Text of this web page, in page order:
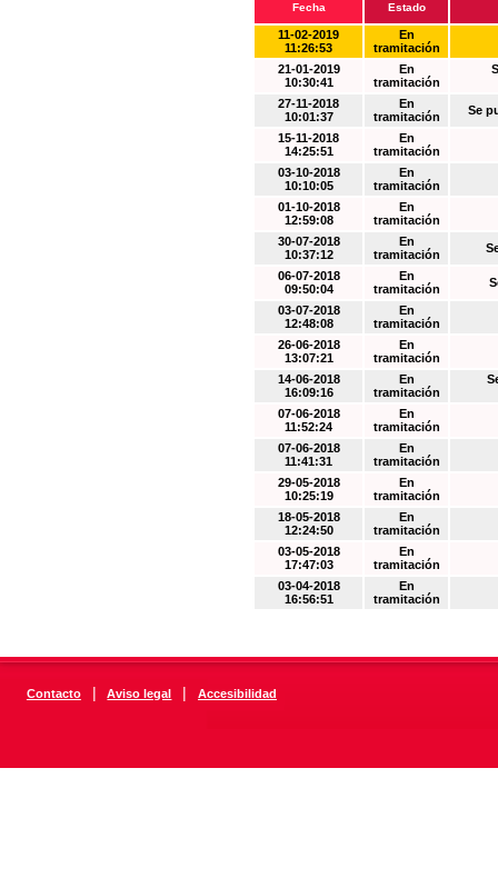
Fecha Estado
11-02-2019
11:26:53
En
tramitación
21-01-2019
10:30:41
En
tramitación
27-11-2018
10:01:37
En
tramitación
Se
15-11-2018
14:25:51
En
tramitación
03-10-2018
10:10:05
En
tramitación
01-10-2018
12:59:08
En
tramitación
30-07-2018
10:37:12
En
tramitación
06-07-2018
09:50:04
En
tramitación
03-07-2018
12:48:08
En
tramitación
26-06-2018
13:07:21
En
tramitación
14-06-2018
16:09:16
En
tramitación
07-06-2018
11:52:24
En
tramitación
07-06-2018
11:41:31
En
tramitación
29-05-2018
10:25:19
En
tramitación
18-05-2018
12:24:50
En
tramitación
03-05-2018
17:47:03
En
tramitación
03-04-2018
16:56:51
En
tramitación
Contacto | Aviso legal | Accesibilidad